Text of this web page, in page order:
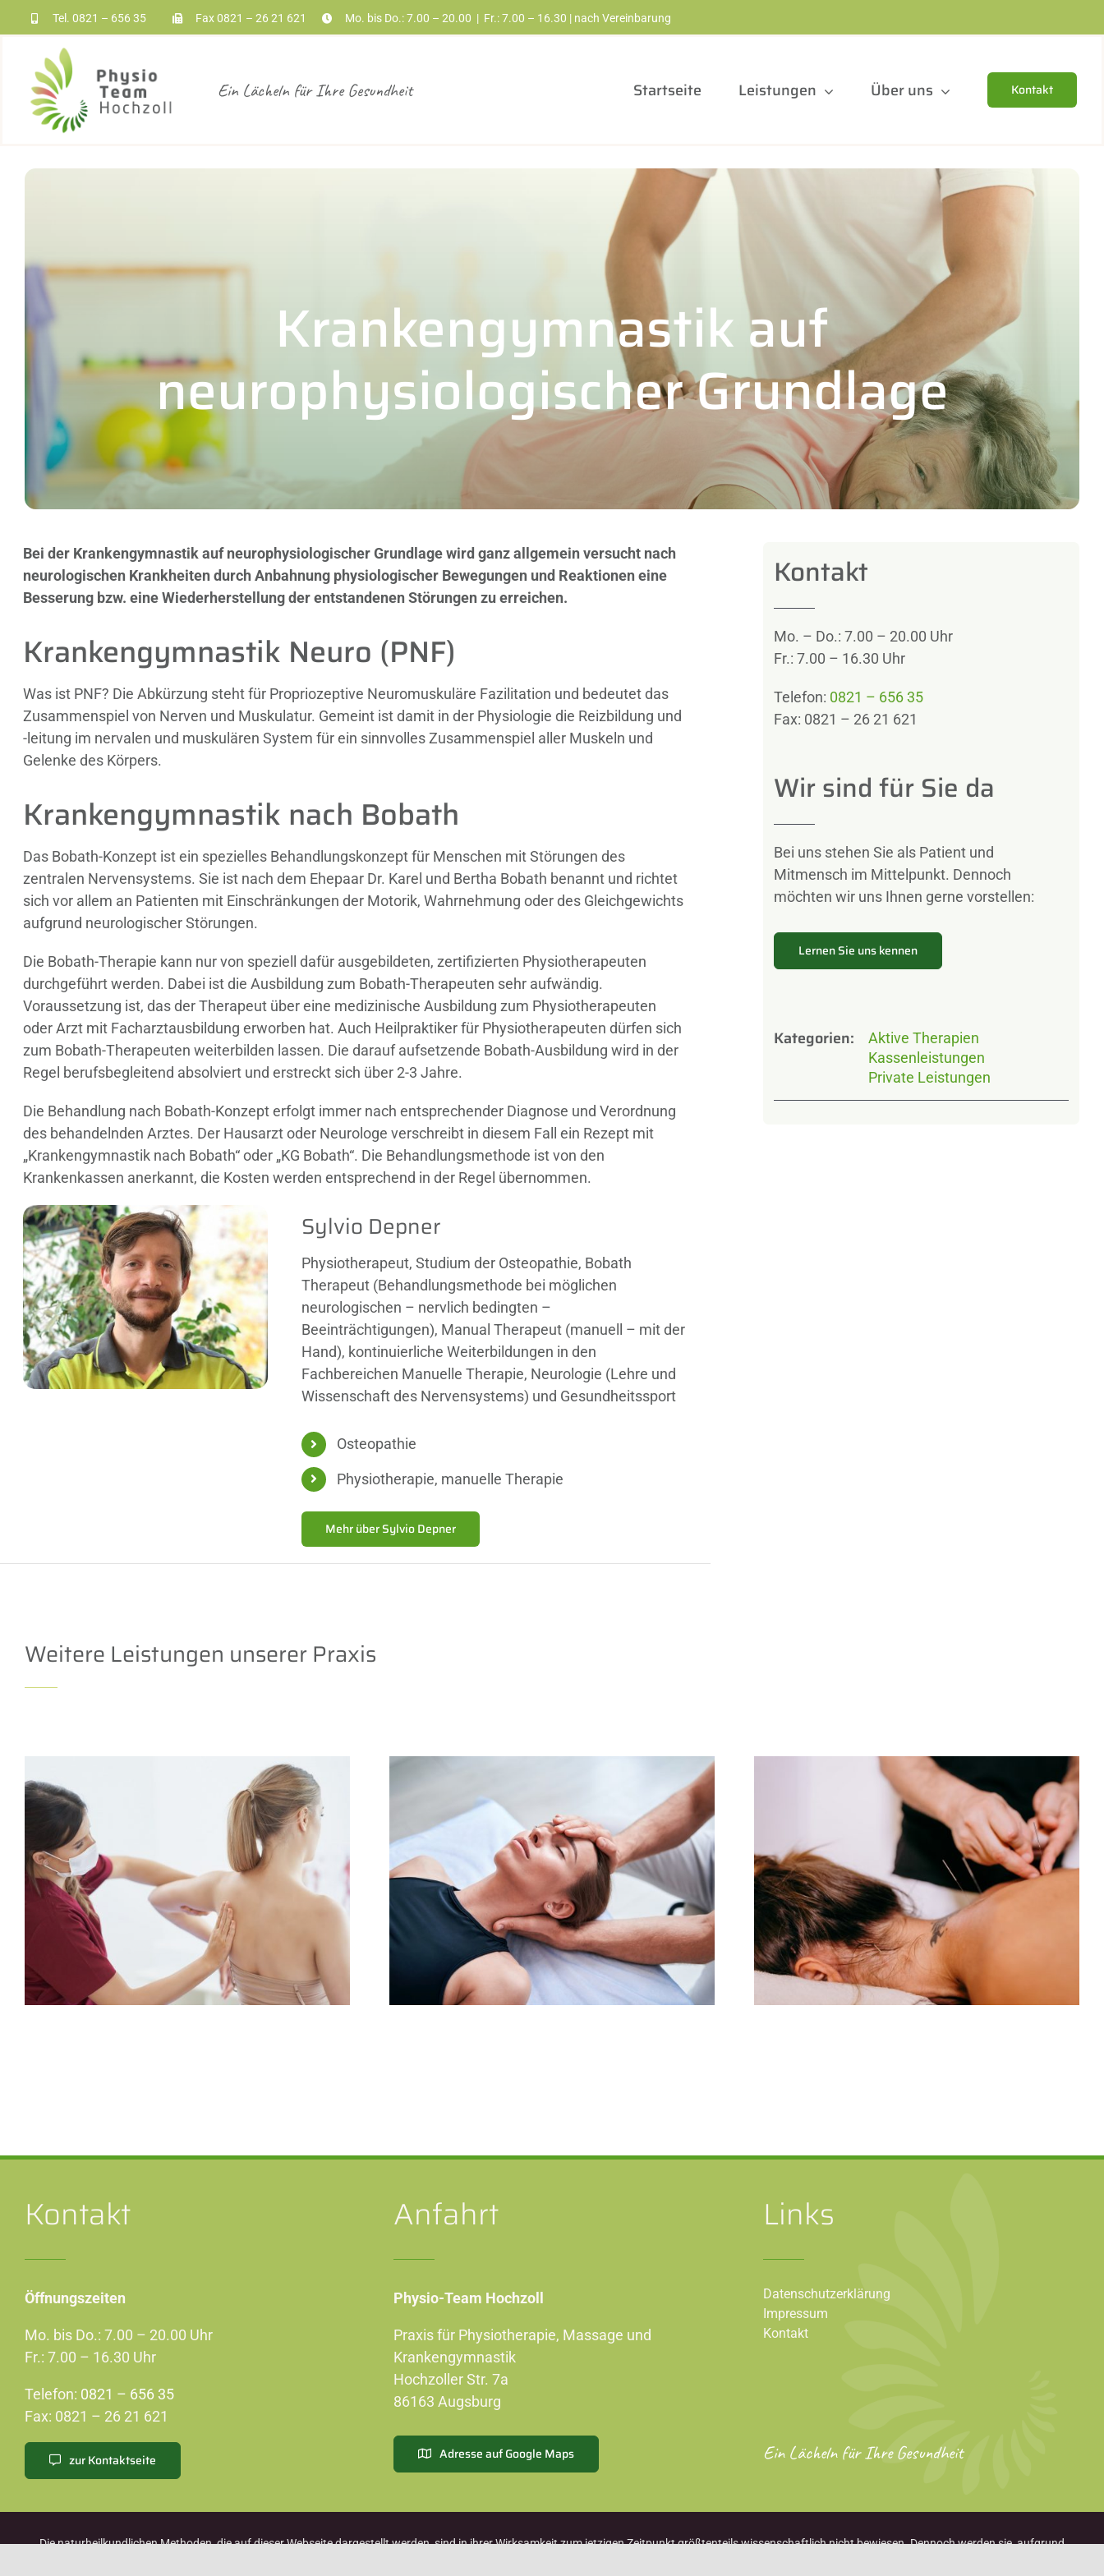
Inhalt
springen
Tel. 0821 – 656 35 Fax 0821 – 26 21 621 Mo. bis Do.: 7.00 – 20.00 | Fr.: 7.00 – 16.30 | nach Vereinbarung
Ein Lächeln für Ihre Gesundheit Startseite Leistungen Über uns Kontakt
Krankengymnastik auf
neurophysiologischer Grundlage
Bei der Krankengymnastik auf neurophysiologischer Grundlage wird ganz allgemein versucht nach
neurologischen Krankheiten durch Anbahnung physiologischer Bewegungen und Reaktionen eine
Besserung bzw. eine Wiederherstellung der entstandenen Störungen zu erreichen.
Krankengymnastik Neuro (PNF)
Was ist PNF? Die Abkürzung steht für Propriozeptive Neuromuskuläre Fazilitation und bedeutet das
Zusammenspiel von Nerven und Muskulatur. Gemeint ist damit in der Physiologie die Reizbildung und
-leitung im nervalen und muskulären System für ein sinnvolles Zusammenspiel aller Muskeln und
Gelenke des Körpers.
Krankengymnastik nach Bobath
Das Bobath-Konzept ist ein spezielles Behandlungskonzept für Menschen mit Störungen des
zentralen Nervensystems. Sie ist nach dem Ehepaar Dr. Karel und Bertha Bobath benannt und richtet
sich vor allem an Patienten mit Einschränkungen der Motorik, Wahrnehmung oder des Gleichgewichts
aufgrund neurologischer Störungen.
Die Bobath-Therapie kann nur von speziell dafür ausgebildeten, zertifizierten Physiotherapeuten
durchgeführt werden. Dabei ist die Ausbildung zum Bobath-Therapeuten sehr aufwändig.
Voraussetzung ist, das der Therapeut über eine medizinische Ausbildung zum Physiotherapeuten
oder Arzt mit Facharztausbildung erworben hat. Auch Heilpraktiker für Physiotherapeuten dürfen sich
zum Bobath-Therapeuten weiterbilden lassen. Die darauf aufsetzende Bobath-Ausbildung wird in der
Regel berufsbegleitend absolviert und erstreckt sich über 2-3 Jahre.
Die Behandlung nach Bobath-Konzept erfolgt immer nach entsprechender Diagnose und Verordnung
des behandelnden Arztes. Der Hausarzt oder Neurologe verschreibt in diesem Fall ein Rezept mit
„Krankengymnastik nach Bobath“ oder „KG Bobath“. Die Behandlungsmethode ist von den
Krankenkassen anerkannt, die Kosten werden entsprechend in der Regel übernommen.
Sylvio Depner
Physiotherapeut, Studium der Osteopathie, Bobath
Therapeut (Behandlungsmethode bei möglichen
neurologischen – nervlich bedingten –
Beeinträchtigungen), Manual Therapeut (manuell – mit der
Hand), kontinuierliche Weiterbildungen in den
Fachbereichen Manuelle Therapie, Neurologie (Lehre und
Wissenschaft des Nervensystems) und Gesundheitssport
Osteopathie
Physiotherapie, manuelle Therapie
Mehr über Sylvio Depner
Kontakt
Mo. – Do.: 7.00 – 20.00 Uhr
Fr.: 7.00 – 16.30 Uhr
Telefon: 0821 – 656 35
Fax: 0821 – 26 21 621
Wir sind für Sie da
Bei uns stehen Sie als Patient und
Mitmensch im Mittelpunkt. Dennoch
möchten wir uns Ihnen gerne vorstellen:
Lernen Sie uns kennen
Kategorien:
Aktive Therapien
Kassenleistungen
Private Leistungen
Weitere Leistungen unserer Praxis
Ganzheitliche Therapie Psycho-Kinesiologie (PK) Akupunktur
Kontakt
Öffnungszeiten
Mo. bis Do.: 7.00 – 20.00 Uhr
Fr.: 7.00 – 16.30 Uhr
Telefon: 0821 – 656 35
Fax: 0821 – 26 21 621
zur Kontaktseite
Anfahrt
Physio-Team Hochzoll
Praxis für Physiotherapie, Massage und
Krankengymnastik
Hochzoller Str. 7a
86163 Augsburg
Adresse auf Google Maps
Links
Datenschutzerklärung
Impressum
Kontakt
Ein Lächeln für Ihre Gesundheit
Die naturheilkundlichen Methoden, die auf dieser Webseite dargestellt werden, sind in ihrer Wirksamkeit zum jetzigen Zeitpunkt größtenteils wissenschaftlich nicht bewiesen. Dennoch werden sie, aufgrund